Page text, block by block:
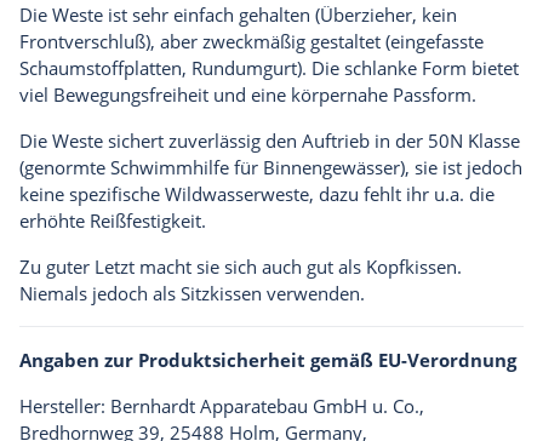
Die Weste ist sehr einfach gehalten (Überzieher, kein
Frontverschluß), aber zweckmäßig gestaltet (eingefasste
Schaumstoffplatten, Rundumgurt). Die schlanke Form bietet
viel Bewegungsfreiheit und eine körpernahe Passform.
Die Weste sichert zuverlässig den Auftrieb in der 50N Klasse
(genormte Schwimmhilfe für Binnengewässer), sie ist jedoch
keine spezifische Wildwasserweste, dazu fehlt ihr u.a. die
erhöhte Reißfestigkeit.
Zu guter Letzt macht sie sich auch gut als Kopfkissen.
Niemals jedoch als Sitzkissen verwenden.
Angaben zur Produktsicherheit gemäß EU-Verordnung
Hersteller: Bernhardt Apparatebau GmbH u. Co.,
Bredhornweg 39, 25488 Holm, Germany,